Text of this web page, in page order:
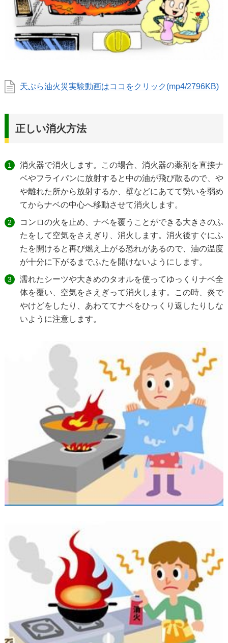
天ぷら油火災実験動画はココをクリック(mp4/2796KB)
正しい消火方法
消火器で消火します。この場合、消火器の薬剤を直接ナ
ベやフライパンに放射すると中の油が飛び散るので、や
や離れた所から放射するか、壁などにあてて勢いを弱め
てからナベの中心へ移動させて消火します。
コンロの火を止め、ナベを覆うことができる大きさのふ
たをして空気をさえぎり、消火します。消火後すぐにふ
たを開けると再び燃え上がる恐れがあるので、油の温度
が十分に下がるまでふたを開けないようにします。
濡れたシーツや大きめのタオルを使ってゆっくりナベ全
体を覆い、空気をさえぎって消火します。この時、炎で
やけどをしたり、あわててナベをひっくり返したりしな
いように注意します。